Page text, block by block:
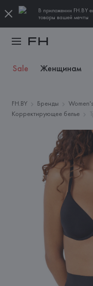
В приложении FH.BY
товары вашей мечты
Sale Женщинам
FH.BY Бренды
Корректирующее белье